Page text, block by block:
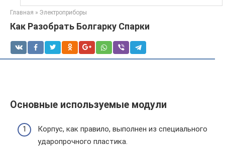
Главная » Электроприборы
Как Разобрать Болгарку Спарки
Основные используемые модули
Корпус, как правило, выполнен из специального
ударопрочного пластика.